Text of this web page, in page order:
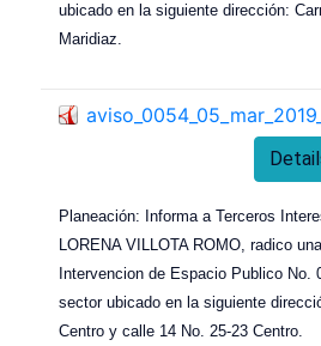
ubicado en la siguiente dirección:
Maridiaz.
Planeación: Informa a Terceros
LORENA VILLOTA ROMO, radico
Intervencion de Espacio Publico No.
sector ubicado en la siguiente
Centro y calle 14 No. 25-23 Centro.